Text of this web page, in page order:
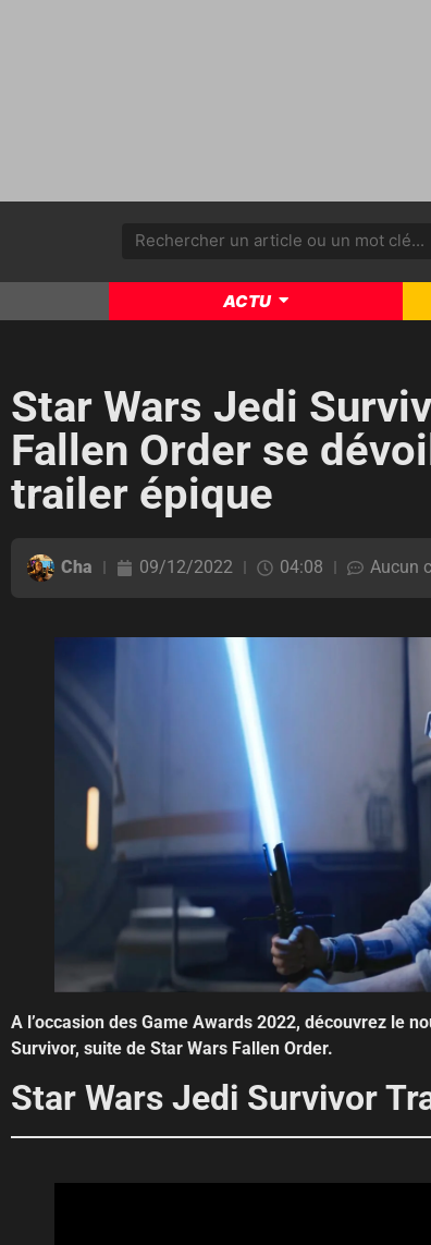
ACTU
Star Wars Jedi
Fallen Order se
trailer épique
Cha 09/12/2022 04:08 Aucun
A l’occasion des Game Awards 2022, découvrez le
Survivor, suite de Star Wars Fallen Order.
Star Wars Jedi Survivor